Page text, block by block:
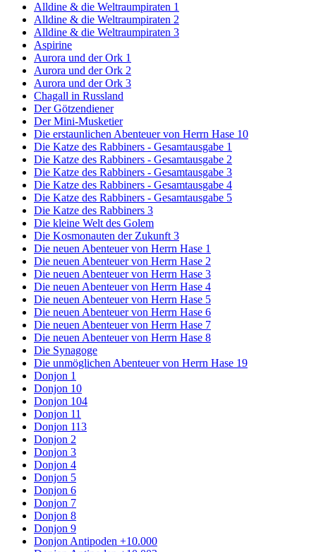
Alldine & die Weltraumpiraten 1
Alldine & die Weltraumpiraten 2
Alldine & die Weltraumpiraten 3
Aspirine
Aurora und der Ork 1
Aurora und der Ork 2
Aurora und der Ork 3
Chagall in Russland
Der Götzendiener
Der Mini-Musketier
Die erstaunlichen Abenteuer von Herrn Hase 10
Die Katze des Rabbiners - Gesamtausgabe 1
Die Katze des Rabbiners - Gesamtausgabe 2
Die Katze des Rabbiners - Gesamtausgabe 3
Die Katze des Rabbiners - Gesamtausgabe 4
Die Katze des Rabbiners - Gesamtausgabe 5
Die Katze des Rabbiners 3
Die kleine Welt des Golem
Die Kosmonauten der Zukunft 3
Die neuen Abenteuer von Herrn Hase 1
Die neuen Abenteuer von Herrn Hase 2
Die neuen Abenteuer von Herrn Hase 3
Die neuen Abenteuer von Herrn Hase 4
Die neuen Abenteuer von Herrn Hase 5
Die neuen Abenteuer von Herrn Hase 6
Die neuen Abenteuer von Herrn Hase 7
Die neuen Abenteuer von Herrn Hase 8
Die Synagoge
Die unmöglichen Abenteuer von Herrn Hase 19
Donjon 1
Donjon 10
Donjon 104
Donjon 11
Donjon 113
Donjon 2
Donjon 3
Donjon 4
Donjon 5
Donjon 6
Donjon 7
Donjon 8
Donjon 9
Donjon Antipoden +10.000